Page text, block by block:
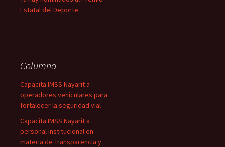
Estatal del Deporte
Columna
Capacita IMSS Nayarit a
operadores vehiculares para
fortalecer la seguridad vial
Capacita IMSS Nayarit a
personal institucional en
materia de Transparencia y